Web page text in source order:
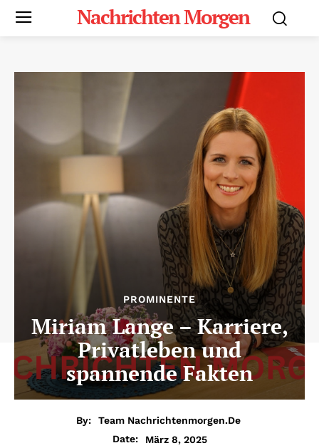
Nachrichten Morgen
PROMINENTE
Miriam Lange – Karriere,
Privatleben und
spannende Fakten
By:
Team Nachrichtenmorgen.de
Date:
März 8, 2025